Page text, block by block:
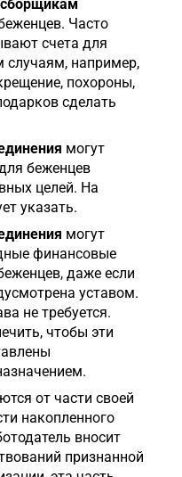
Часто
счета для
случаям, например,
похороны,
сделать
могут
беженцев
целей. На
указать.
могут
финансовые
даже если
уставом.
не требуется.
чтобы эти
от части своей
накопленного
вносит
признанной